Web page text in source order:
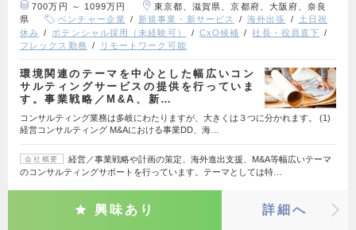
700万円 ～ 1099万円
東京都、滋賀県、京都府、大阪府、奈良
県
ベンチャー企業 新規事業・新サービス 海外出張
土日祝
休み
ポテンシャル採用（未経験可） CxO候補
社長・役員直下
フレックス勤務
リモートワーク可能
環境関連のテーマを中心とした幅広いコン
サルティングサービスの提供を行っていま
す。事業戦略／M&A、新…
コンサルティング業務は多岐にわたりますが、大きくは３つに分かれます。 (1)
経営コンサルティング M&Aにおける事業DD、海…
会社概要
経営／事業戦略や計画の策定、海外進出支援、M&A等幅広いテーマ
のコンサルティングサポートを行っています。テーマとしては特…
興味あり 詳細へ